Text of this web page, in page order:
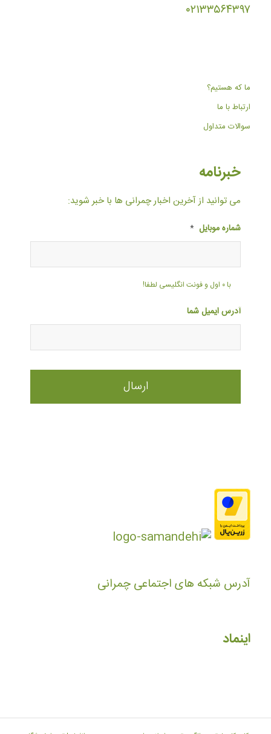
۰۲۱۳۳۵۶۴۳۹۷
ما که هستیم؟
ارتباط با ما
سوالات متداول
خبرنامه
می توانید از آخرین اخبار چمرانی ها با خبر شوید:
شماره موبایل *
با ۰ اول و فونت انگلیسی لطفا!
آدرس ایمیل شما
آدرس شبکه های اجتماعی چمرانی
اینماد